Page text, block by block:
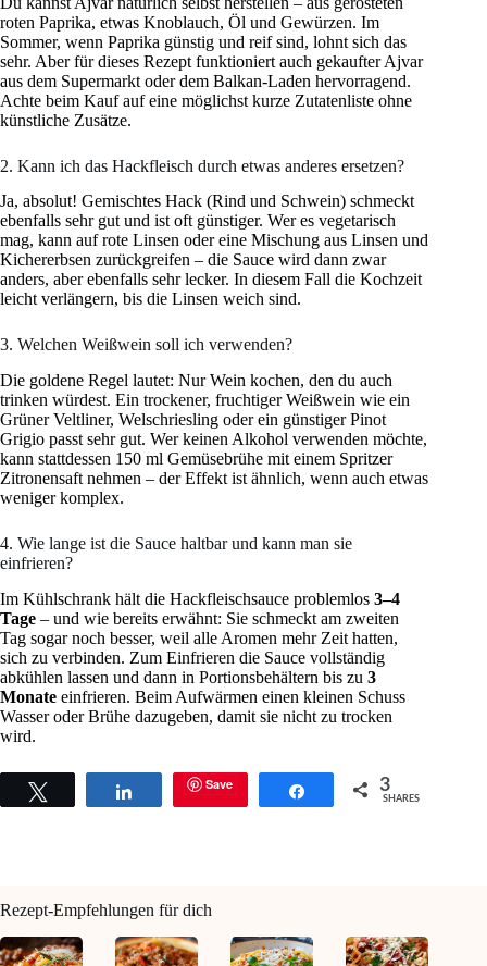
roten Paprika, etwas Knoblauch, Öl und Gewürzen. Im
Sommer, wenn Paprika günstig und reif sind, lohnt sich das
sehr. Aber für dieses Rezept funktioniert auch gekaufter Ajvar
aus dem Supermarkt oder dem Balkan-Laden hervorragend.
Achte beim Kauf auf eine möglichst kurze Zutatenliste ohne
künstliche Zusätze.
2. Kann ich das Hackfleisch durch etwas anderes ersetzen?
Ja, absolut! Gemischtes Hack (Rind und Schwein) schmeckt
ebenfalls sehr gut und ist oft günstiger. Wer es vegetarisch
mag, kann auf rote Linsen oder eine Mischung aus Linsen und
Kichererbsen zurückgreifen – die Sauce wird dann zwar
anders, aber ebenfalls sehr lecker. In diesem Fall die Kochzeit
leicht verlängern, bis die Linsen weich sind.
3. Welchen Weißwein soll ich verwenden?
Die goldene Regel lautet: Nur Wein kochen, den du auch
trinken würdest. Ein trockener, fruchtiger Weißwein wie ein
Grüner Veltliner, Welschriesling oder ein günstiger Pinot
Grigio passt sehr gut. Wer keinen Alkohol verwenden möchte,
kann stattdessen 150 ml Gemüsebrühe mit einem Spritzer
Zitronensaft nehmen – der Effekt ist ähnlich, wenn auch etwas
weniger komplex.
4. Wie lange ist die Sauce haltbar und kann man sie
einfrieren?
Im Kühlschrank hält die Hackfleischsauce problemlos 3–4
Tage – und wie bereits erwähnt: Sie schmeckt am zweiten
Tag sogar noch besser, weil alle Aromen mehr Zeit hatten,
sich zu verbinden. Zum Einfrieren die Sauce vollständig
abkühlen lassen und dann in Portionsbehältern bis zu 3
Monate einfrieren. Beim Aufwärmen einen kleinen Schuss
Wasser oder Brühe dazugeben, damit sie nicht zu trocken
wird.
Save Share 3
SHARES
Rezept-Empfehlungen für dich